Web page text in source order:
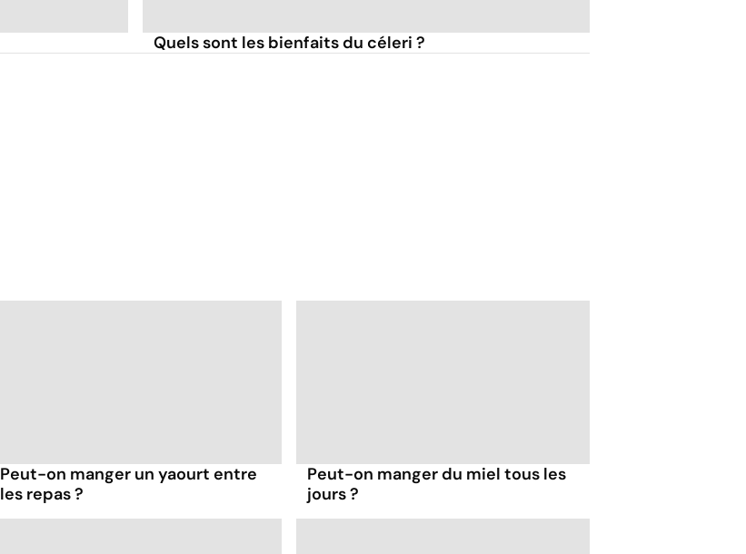
Quels sont les bienfaits du céleri ?
Peut-on manger un yaourt entre
les repas ?
Peut-on manger du miel tous les
jours ?